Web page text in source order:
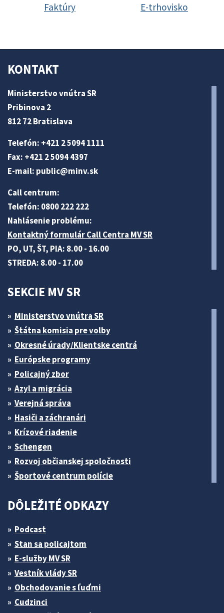
Faktúry E-trhovisko
KONTAKT
Ministerstvo vnútra SR
Pribinova 2
812 72 Bratislava
Telefón: +421 2 5094 1111
Fax: +421 2 5094 4397
E-mail: public@minv.sk
Call centrum:
Telefón: 0800 222 222
Nahlásenie problému:
Kontaktný formulár Call Centra MV SR
PO, UT, ŠT, PIA: 8.00 - 16.00
STREDA: 8.00 - 17.00
SEKCIE MV SR
Ministerstvo vnútra SR
Štátna komisia pre volby
Okresné úrady/Klientske centrá
Európske programy
Policajný zbor
Azyl a migrácia
Verejná správa
Hasiči a záchranári
Krízové riadenie
Schengen
Rozvoj občianskej spoločnosti
Športové centrum polície
DÔLEŽITÉ ODKAZY
Podcast
Stan sa policajtom
E-služby MV SR
Vestník vlády SR
Obchodovanie s ľuďmi
Cudzinci